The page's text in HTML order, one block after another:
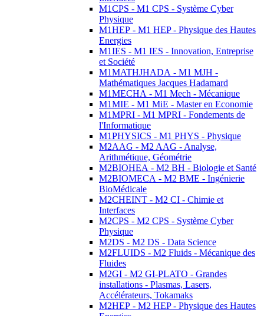
M1CPS - M1 CPS - Système Cyber
Physique
M1HEP - M1 HEP - Physique des Hautes
Energies
M1IES - M1 IES - Innovation, Entreprise
et Société
M1MATHJHADA - M1 MJH -
Mathématiques Jacques Hadamard
M1MECHA - M1 Mech - Mécanique
M1MIE - M1 MiE - Master en Economie
M1MPRI - M1 MPRI - Fondements de
l'Informatique
M1PHYSICS - M1 PHYS - Physique
M2AAG - M2 AAG - Analyse,
Arithmétique, Géométrie
M2BIOHEA - M2 BH - Biologie et Santé
M2BIOMECA - M2 BME - Ingénierie
BioMédicale
M2CHEINT - M2 CI - Chimie et
Interfaces
M2CPS - M2 CPS - Système Cyber
Physique
M2DS - M2 DS - Data Science
M2FLUIDS - M2 Fluids - Mécanique des
Fluides
M2GI - M2 GI-PLATO - Grandes
installations - Plasmas, Lasers,
Accélérateurs, Tokamaks
M2HEP - M2 HEP - Physique des Hautes